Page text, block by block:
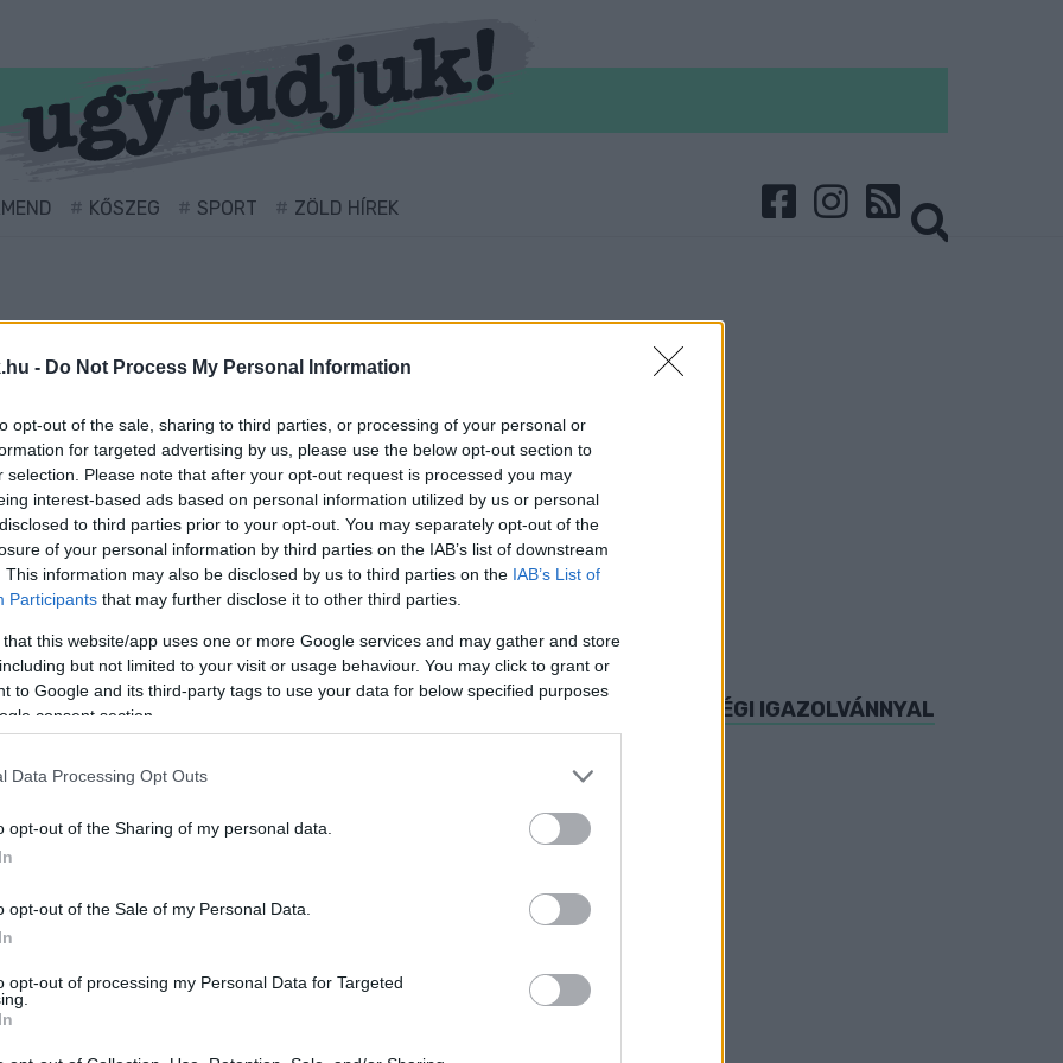
- Do Not Process My Personal Information
opt-out of the sale, sharing to third parties, or processing of your personal or
for targeted advertising by us, please use the below opt-out section to
selection. Please note that after your opt-out request is processed you may
interest-based ads based on personal information utilized by us or personal
to third parties prior to your opt-out. You may separately opt-out of the
of your personal information by third parties on the IAB’s list of downstream
This information may also be disclosed by us to third parties on the IAB’s List of
Participants that may further disclose it to other third parties.
that this website/app uses one or more Google services and may gather and store
but not limited to your visit or usage behaviour. You may click to grant or
to Google and its third-party tags to use your data for below specified purposes
consent section.
Data Processing Opt Outs
opt-out of the Sharing of my personal data.
opt-out of the Sale of my Personal Data.
opt-out of processing my Personal Data for Targeted
KŐSZEG SPORT ZÖLD HÍREK
AZ ÚJABB NYITÁS
AZOK SZÁMÁRA, AKIK NEM RENDELKEZNEK VÉDETTSÉGI IGAZOLVÁNNYAL
a veszélyhelyzetet.
KORLÁTOZÁS
a maszkviselés.